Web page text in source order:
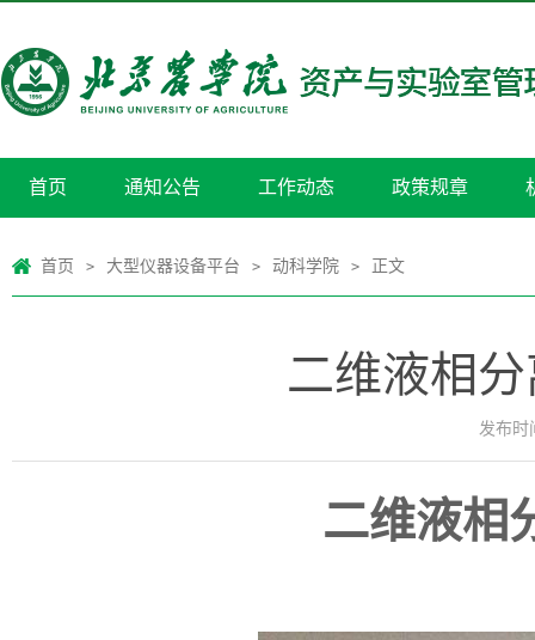
首页 通知公告 工作动态 政策规章
首页 > 大型仪器设备平台 > 动科学院 > 正文
二维液相
发布时
二维液相